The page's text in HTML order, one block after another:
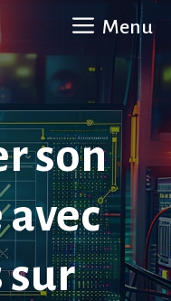
Menu
son
sur